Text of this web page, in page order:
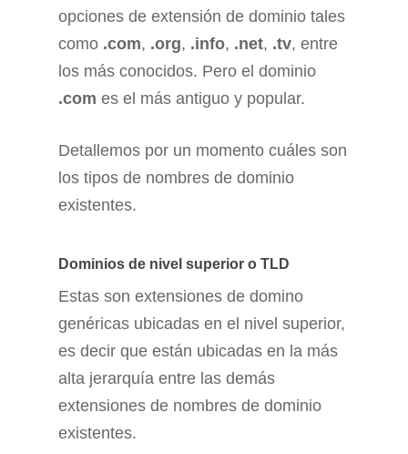
opciones de extensión de dominio tales
como .com, .org, .info, .net, .tv, entre
los más conocidos. Pero el dominio
.com es el más antiguo y popular.
Detallemos por un momento cuáles son
los tipos de nombres de dominio
existentes.
Dominios de nivel superior o TLD
Estas son extensiones de domino
genéricas ubicadas en el nivel superior,
es decir que están ubicadas en la más
alta jerarquía entre las demás
extensiones de nombres de dominio
existentes.